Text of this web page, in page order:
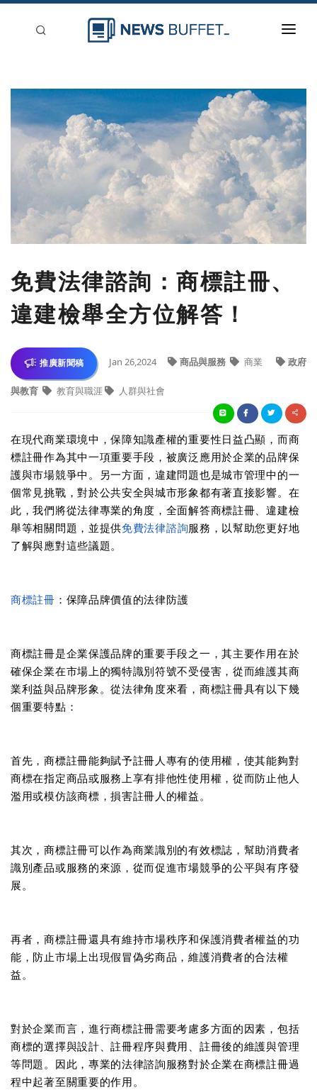
新聞稿分類
登入
刊登
免費法律諮詢：商標註冊、
違建檢舉全方位解答！
推廣新聞稿 Jan 26,2024 商品與服務 商業 政府
與教育 教育與職涯 人群與社會
在現代商業環境中，保障知識產權的重要性日益凸顯，而商
標註冊作為其中一項重要手段，被廣泛應用於企業的品牌保
護與市場競爭中。另一方面，違建問題也是城市管理中的一
個常見挑戰，對於公共安全與城市形象都有著直接影響。在
此，我們將從法律專業的角度，全面解答商標註冊、違建檢
舉等相關問題，並提供免費法律諮詢服務，以幫助您更好地
了解與應對這些議題。
商標註冊 ：保障品牌價值的法律防護
商標註冊是企業保護品牌的重要手段之一，其主要作用在於
確保企業在市場上的獨特識別符號不受侵害，從而維護其商
業利益與品牌形象。從法律角度來看，商標註冊具有以下幾
個重要特點：
首先，商標註冊能夠賦予註冊人專有的使用權，使其能夠對
商標在指定商品或服務上享有排他性使用權，從而防止他人
濫用或模仿該商標，損害註冊人的權益。
其次，商標註冊可以作為商業識別的有效標誌，幫助消費者
識別產品或服務的來源，從而促進市場競爭的公平與有序發
展。
再者，商標註冊還具有維持市場秩序和保護消費者權益的功
能，防止市場上出現假冒偽劣商品，維護消費者的合法權
益。
對於企業而言，進行商標註冊需要考慮多方面的因素，包括
商標的選擇與設計、註冊程序與費用、註冊後的維護與管理
等問題。因此，專業的法律諮詢服務對於企業在商標註冊過
程中起著至關重要的作用。